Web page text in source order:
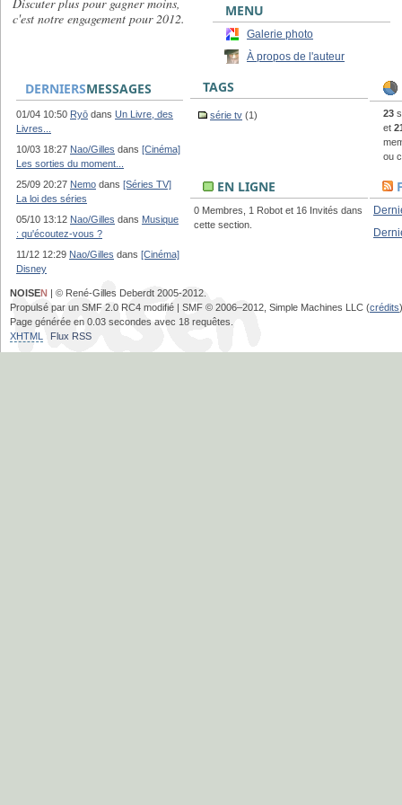
c'est notre engagement pour 2012.
MENU
Galerie photo
À propos de l'auteur
DERNIERSMESSAGES
01/04 10:50 Ryō dans Un Livre, des
Livres...
10/03 18:27 Nao/Gilles dans [Cinéma]
Les sorties du moment...
25/09 20:27 Nemo dans [Séries TV]
La loi des séries
05/10 13:12 Nao/Gilles dans Musique
: qu'écoutez-vous ?
11/12 12:29 Nao/Gilles dans [Cinéma]
Disney
TAGS
série tv (1) 23
et
ou
EN LIGNE
0 Membres, 1 Robot et 16 Invités dans
cette section.
NOISEN | © René-Gilles Deberdt 2005-2012.
Propulsé par un SMF 2.0 RC4 modifié | SMF © 2006–2012, Simple Machines LLC (crédits)
Page générée en 0.03 secondes avec 18 requêtes.
XHTML
Flux RSS